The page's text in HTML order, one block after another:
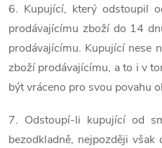
6. Kupující, který odstoupil
prodávajícímu zboží do 14
prodávajícímu. Kupující nese
zboží prodávajícímu, a to i v
být vráceno pro svou povahu
7. Odstoupí-li kupující od
bezodkladně, nejpozději